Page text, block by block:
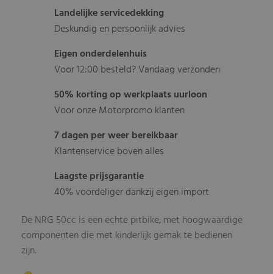
Landelijke servicedekking
Deskundig en persoonlijk advies
Eigen onderdelenhuis
Voor 12:00 besteld? Vandaag verzonden
50% korting op werkplaats uurloon
Voor onze Motorpromo klanten
7 dagen per weer bereikbaar
Klantenservice boven alles
Laagste prijsgarantie
40% voordeliger dankzij eigen import
De NRG 50cc is een echte pitbike, met hoogwaardige
componenten die met kinderlijk gemak te bedienen
zijn.